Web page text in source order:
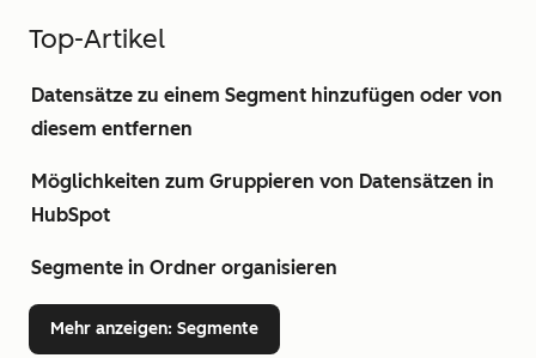
Top-Artikel
Datensätze zu einem Segment hinzufügen oder von
diesem entfernen
Möglichkeiten zum Gruppieren von Datensätzen in
HubSpot
Segmente in Ordner organisieren
Mehr anzeigen: Segmente